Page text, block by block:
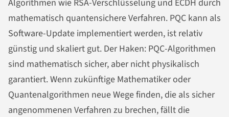
Algorithmen wie RSA-Verschlüsselung und ECDH durch
mathematisch quantensichere Verfahren. PQC kann als
Software-Update implementiert werden, ist relativ
günstig und skaliert gut. Der Haken: PQC-Algorithmen
sind mathematisch sicher, aber nicht physikalisch
garantiert. Wenn zukünftige Mathematiker oder
Quantenalgorithmen neue Wege finden, die als sicher
angenommenen Verfahren zu brechen, fällt die